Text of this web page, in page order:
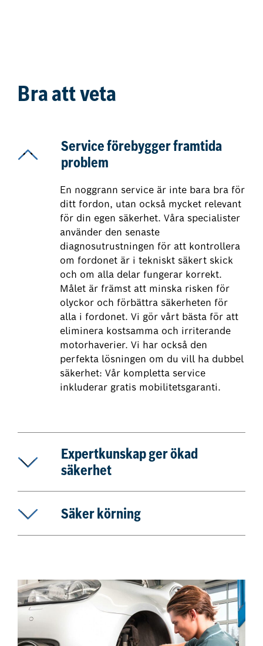
Bra att veta
Service förebygger framtida
problem
En noggrann service är inte bara bra för
ditt fordon, utan också mycket relevant
för din egen säkerhet. Våra specialister
använder den senaste
diagnosutrustningen för att kontrollera
om fordonet är i tekniskt säkert skick
och om alla delar fungerar korrekt.
Målet är främst att minska risken för
olyckor och förbättra säkerheten för
alla i fordonet. Vi gör vårt bästa för att
eliminera kostsamma och irriterande
motorhaverier. Vi har också den
perfekta lösningen om du vill ha dubbel
säkerhet: Vår kompletta service
inkluderar gratis mobilitetsgaranti.
Expertkunskap ger ökad
säkerhet
Säker körning